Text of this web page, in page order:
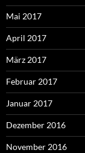
Mai 2017
April 2017
März 2017
Februar 2017
Januar 2017
Dezember 2016
November 2016